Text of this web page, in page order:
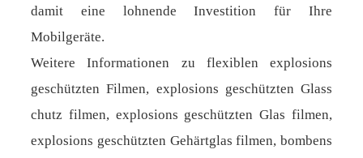
damit eine lohnende Investition für Ihre
Mobilgeräte.
Weitere Informationen zu flexiblen explosions
geschützten Filmen, explosions geschützten Glass
chutz filmen, explosions geschützten Glas filmen,
explosions geschützten Gehärtglas filmen, bombens